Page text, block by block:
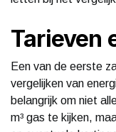
Tarieven
Een van de eerste
vergelijken van
belangrijk om niet
m³ gas te kijken,